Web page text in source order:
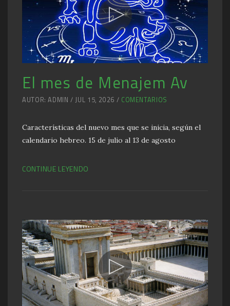
El mes de Menajem Av
AUTOR: ADMIN / JUL 15, 2026 / COMENTARIOS
Características del nuevo mes que se inicia, según el
calendario hebreo. 15 de julio al 13 de agosto
CONTINUE LEYENDO